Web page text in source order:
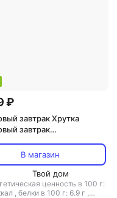
₽
завтрак Хрутка
завтрак
В магазин
Твой дом
ценность в 100 г:
, белки в 100 г: 6.9 г ,